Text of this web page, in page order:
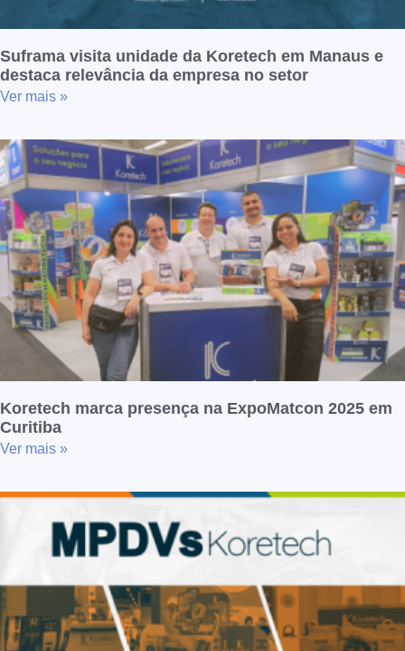
Suframa visita unidade da Koretech em Manaus e
destaca relevância da empresa no setor
Ver mais »
Koretech marca presença na ExpoMatcon 2025 em
Curitiba
Ver mais »